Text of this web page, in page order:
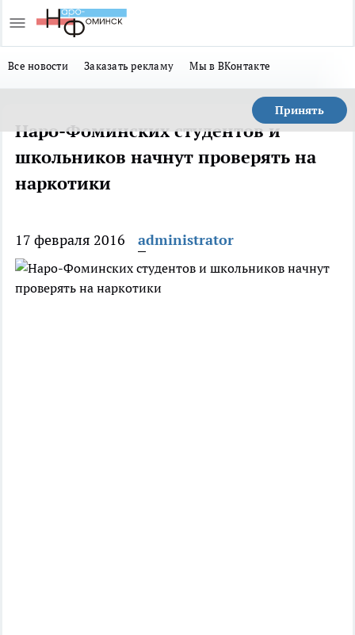
Все новости Заказать рекламу Мы в ВКонтакте
Принять
Наро-Фоминских студентов и
школьников начнут проверять на
наркотики
17 февраля 2016 administrator